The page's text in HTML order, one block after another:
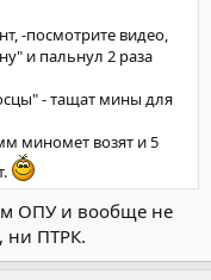
-посмотрите видео,
и пальнул 2 раза
- тащат мины для
миномет возят и 5
ОПУ и вообще не
ни ПТРК.